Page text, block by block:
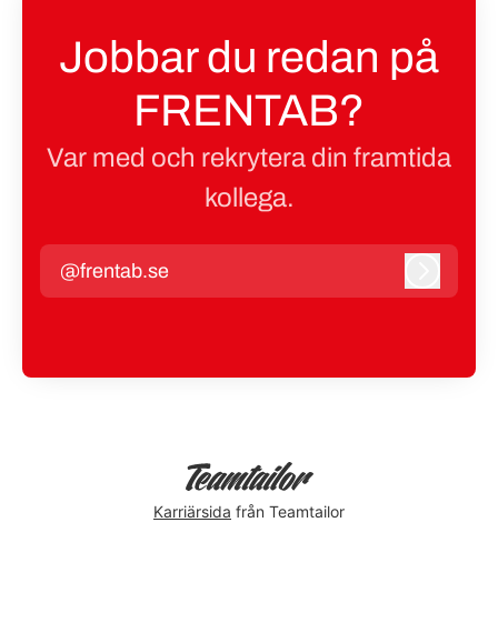
Jobbar du redan på
FRENTAB?
Var med och rekrytera din framtida
kollega.
@frentab.se
Karriärsida från Teamtailor